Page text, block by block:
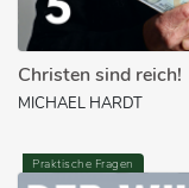
Christen sind reich!
MICHAEL HARDT
Praktische Fragen